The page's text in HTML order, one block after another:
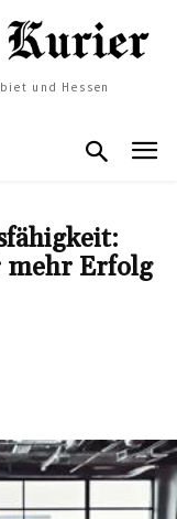
und Hessen
mehr Erfolg